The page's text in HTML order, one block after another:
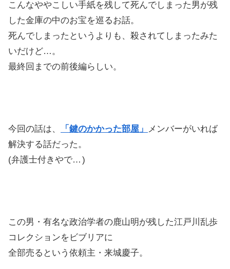
こんなややこしい手紙を残して死んでしまった男が残
した金庫の中のお宝を巡るお話。
死んでしまったというよりも、殺されてしまったみた
いだけど…。
最終回までの前後編らしい。
今回の話は、 「鍵のかかった部屋」 メンバーがいれば
解決する話だった。
(弁護士付きやで… )
この男・有名な政治学者の鹿山明が残した江戸川乱歩
コレクションをビブリアに
全部売るという依頼主・来城慶子。